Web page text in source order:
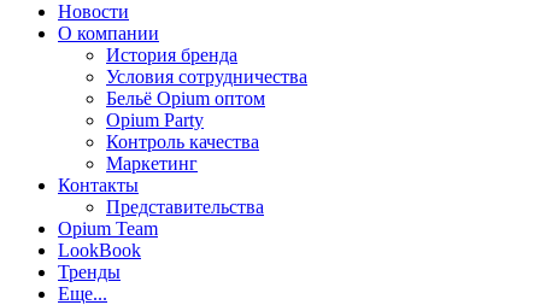
Новости
О компании
История бренда
Условия сотрудничества
Бельё Opium оптом
Opium Party
Контроль качества
Маркетинг
Контакты
Представительства
Opium Team
LookBook
Тренды
Еще...